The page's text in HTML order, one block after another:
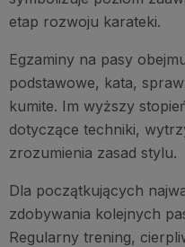
etap rozwoju karateki.
Egzaminy na pasy
podstawowe, kata,
kumite. Im wyższy
dotyczące techniki,
zrozumienia zasad stylu.
Dla początkujących
zdobywania kolejnych
Regularny trening,